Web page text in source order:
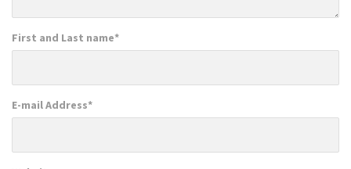
First and Last name*
E-mail Address*